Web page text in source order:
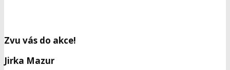
Zvu vás do akce!
Jirka Mazur